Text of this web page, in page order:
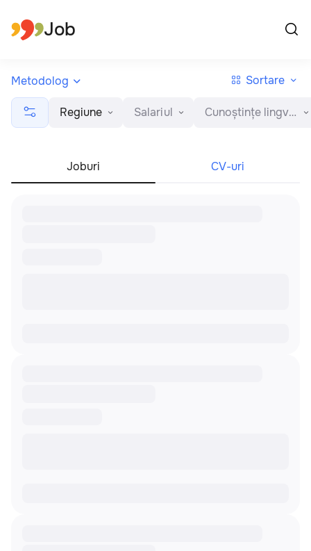
Job
Joburi CV-uri
Regiune Salariul Cunoștințe lingvistice
Metodolog Sortare